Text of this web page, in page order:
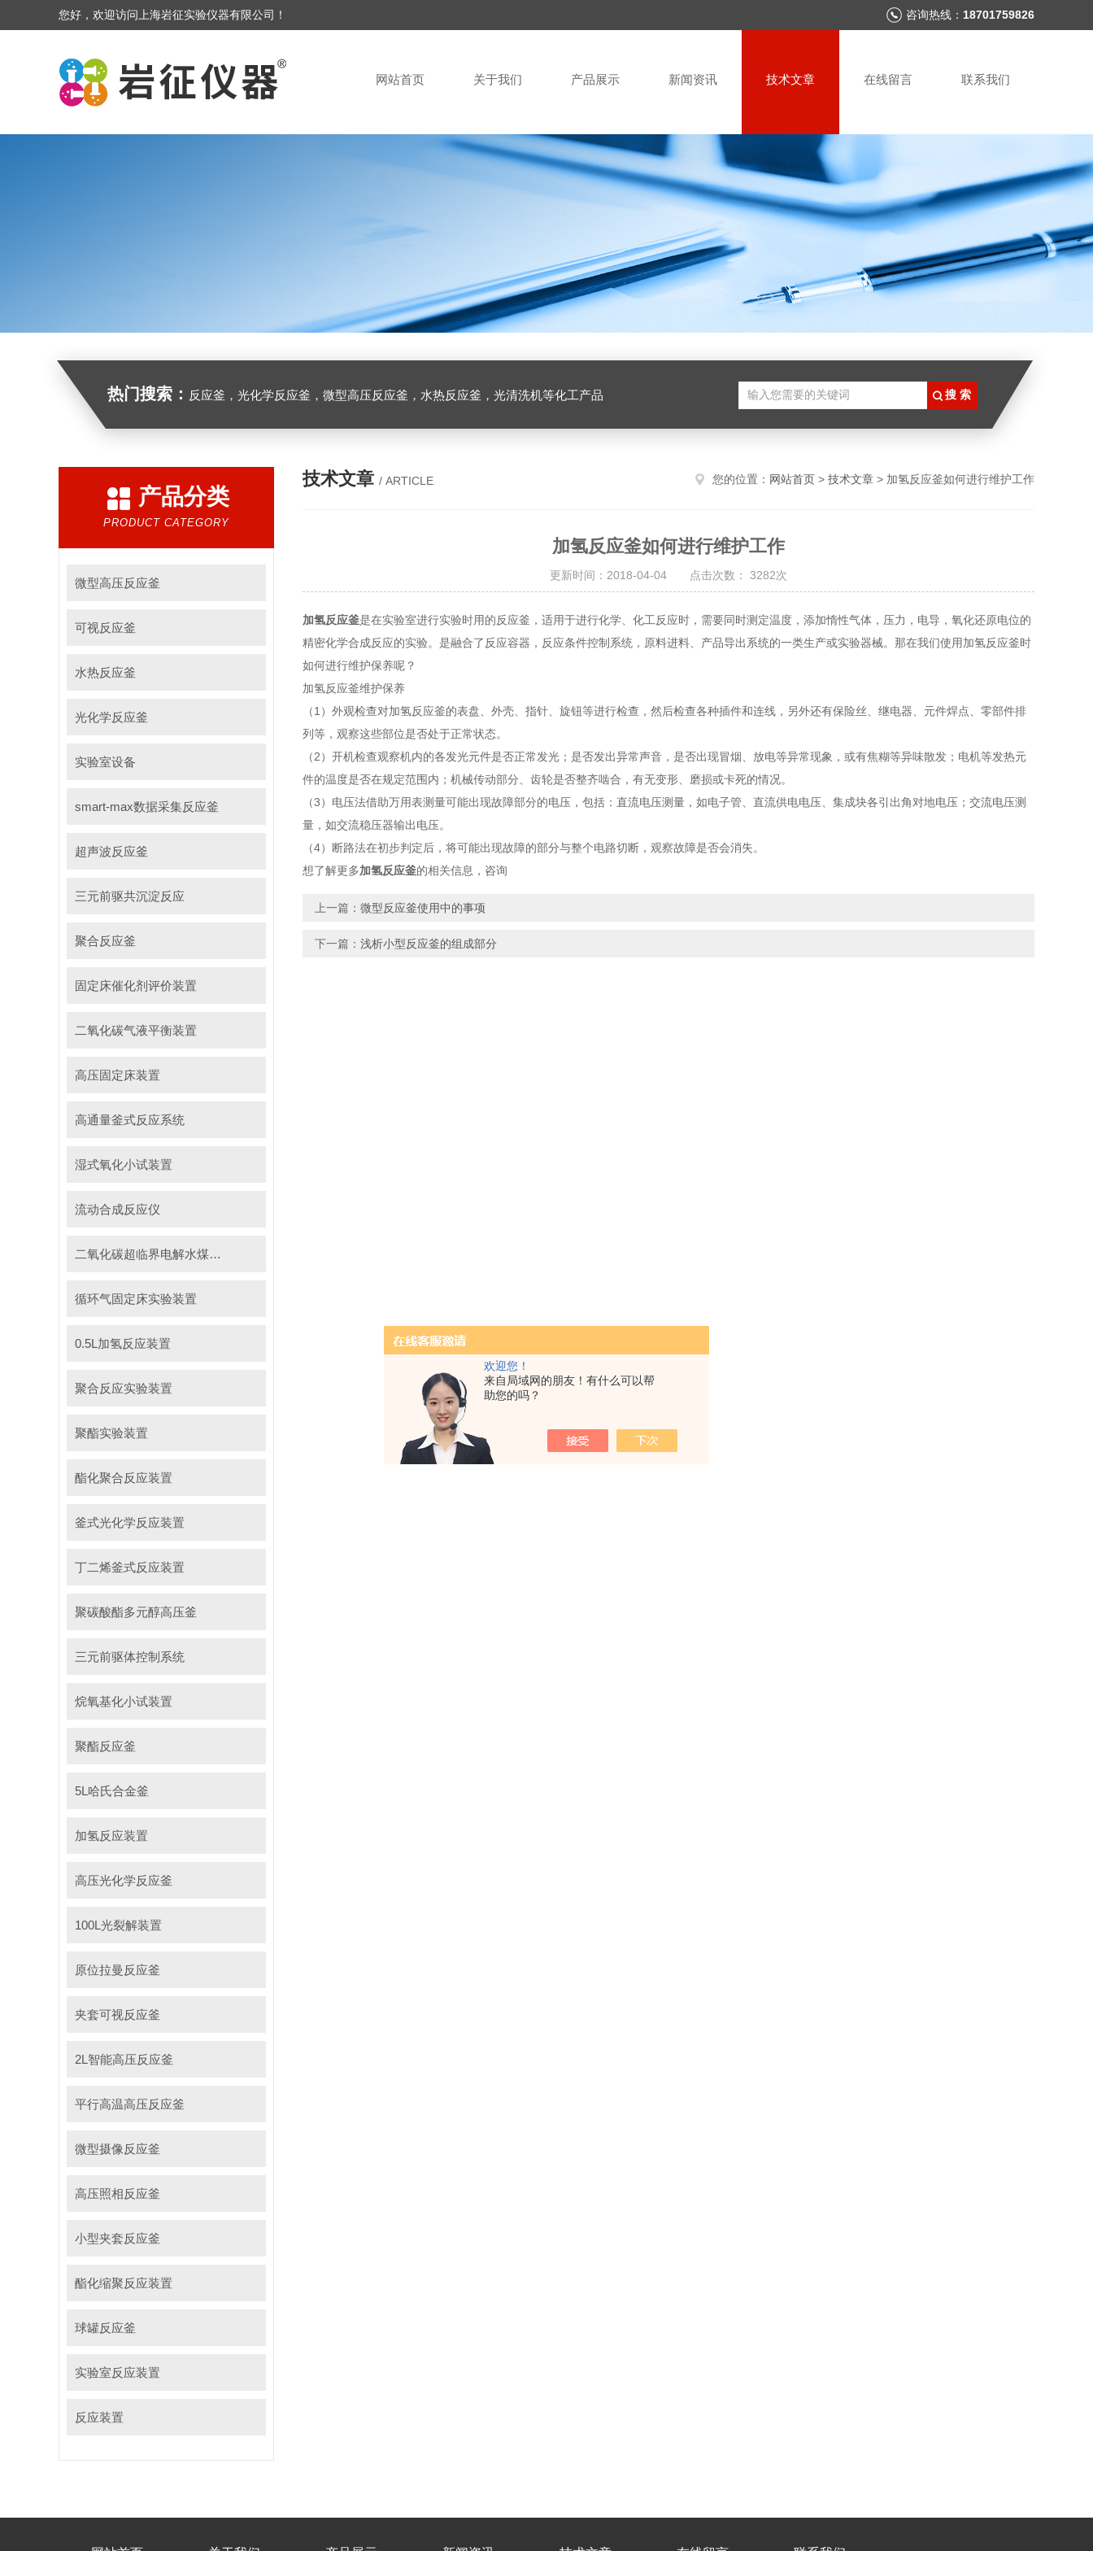
欢迎您！
来自局域网的朋友！有什么可以帮
助您的吗？
您好，欢迎访问上海岩征实验仪器有限公司！ 咨询热线： 18701759826
网站首页 关于我们 产品展示 新闻资讯 技术文章 在线留言 联系我们
热门搜索： 反应釜，光化学反应釜，微型高压反应釜，水热反应釜，光清洗机等化工产品
产品分类
PRODUCT CATEGORY
微型高压反应釜
可视反应釜
水热反应釜
光化学反应釜
实验室设备
smart-max数据采集反应釜
超声波反应釜
三元前驱共沉淀反应
聚合反应釜
固定床催化剂评价装置
二氧化碳气液平衡装置
高压固定床装置
高通量釜式反应系统
湿式氧化小试装置
流动合成反应仪
二氧化碳超临界电解水煤浆制甲烷装置
循环气固定床实验装置
0.5L加氢反应装置
聚合反应实验装置
聚酯实验装置
酯化聚合反应装置
釜式光化学反应装置
丁二烯釜式反应装置
聚碳酸酯多元醇高压釜
三元前驱体控制系统
烷氧基化小试装置
聚酯反应釜
5L哈氏合金釜
加氢反应装置
高压光化学反应釜
100L光裂解装置
原位拉曼反应釜
夹套可视反应釜
2L智能高压反应釜
平行高温高压反应釜
微型摄像反应釜
高压照相反应釜
小型夹套反应釜
酯化缩聚反应装置
球罐反应釜
实验室反应装置
反应装置
技术文章 / ARTICLE 您的位置： 网站首页 > 技术文章 > 加氢反应釜如何进行维护工作
加氢反应釜如何进行维护工作
更新时间：2018-04-04 点击次数： 3282次
加氢反应釜是在实验室进行实验时用的反应釜，适用于进行化学、化工反应时，需要同时测定温度，添加惰性气体，压力，电导，氧化还原电位的
精密化学合成反应的实验。是融合了反应容器，反应条件控制系统，原料进料、产品导出系统的一类生产或实验器械。那在我们使用加氢反应釜时
如何进行维护保养呢？
加氢反应釜维护保养
（1）外观检查对加氢反应釜的表盘、外壳、指针、旋钮等进行检查，然后检查各种插件和连线，另外还有保险丝、继电器、元件焊点、零部件排
列等，观察这些部位是否处于正常状态。
（2）开机检查观察机内的各发光元件是否正常发光；是否发出异常声音，是否出现冒烟、放电等异常现象，或有焦糊等异味散发；电机等发热元
件的温度是否在规定范围内；机械传动部分、齿轮是否整齐啮合，有无变形、磨损或卡死的情况。
（3）电压法借助万用表测量可能出现故障部分的电压，包括：直流电压测量，如电子管、直流供电电压、集成块各引出角对地电压；交流电压测
量，如交流稳压器输出电压。
（4）断路法在初步判定后，将可能出现故障的部分与整个电路切断，观察故障是否会消失。
想了解更多加氢反应釜的相关信息，咨询
上一篇： 微型反应釜使用中的事项
下一篇： 浅析小型反应釜的组成部分